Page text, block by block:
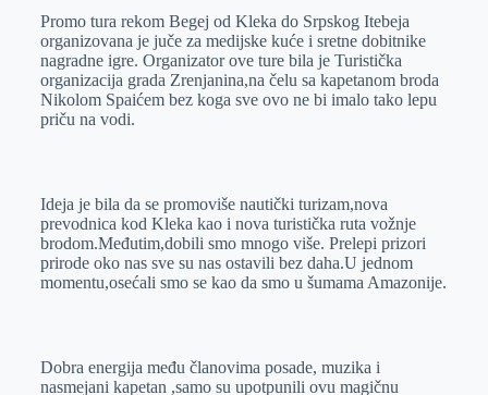
e
r
I
n
s
A
p
p
a
i
l
Promo tura rekom Begej od Kleka do Srpskog Itebeja
organizovana je juče za medijske kuće i sretne dobitnike
nagradne igre. Organizator ove ture bila je Turistička
organizacija grada Zrenjanina,na čelu sa kapetanom broda
Nikolom Spaićem bez koga sve ovo ne bi imalo tako lepu
priču na vodi.
Ideja je bila da se promoviše nautički turizam,nova
prevodnica kod Kleka kao i nova turistička ruta vožnje
brodom.Međutim,dobili smo mnogo više. Prelepi prizori
prirode oko nas sve su nas ostavili bez daha.U jednom
momentu,osećali smo se kao da smo u šumama Amazonije.
Dobra energija među članovima posade, muzika i
nasmejani kapetan ,samo su upotpunili ovu magičnu